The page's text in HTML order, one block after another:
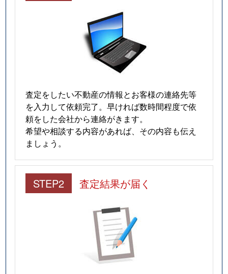
査定をしたい不動産の情報とお客様の連絡先等
を入力して依頼完了。早ければ数時間程度で依
頼をした会社から連絡がきます。
希望や相談する内容があれば、その内容も伝え
ましょう。
STEP2 査定結果が届く